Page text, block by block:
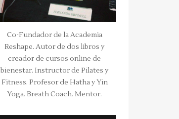
Co-Fundador de la Academia
Reshape. Autor de dos libros y
creador de cursos online de
bienestar. Instructor de Pilates y
Fitness. Profesor de Hatha y Yin
Yoga. Breath Coach. Mentor.